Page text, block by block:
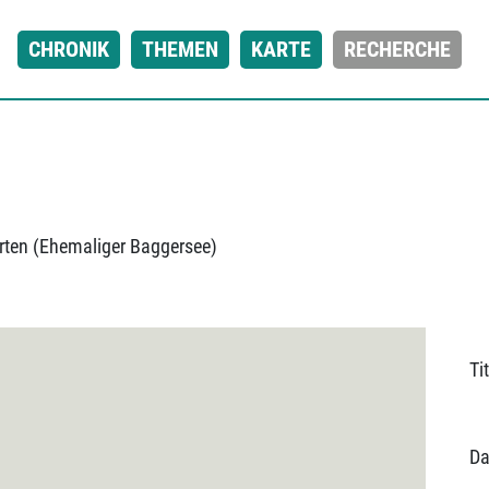
CHRONIK THEMEN KARTE RECHERCHE
(Ehemaliger Baggersee)